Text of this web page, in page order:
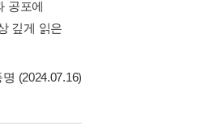
공포에
깊게 읽은
(2024.07.16)